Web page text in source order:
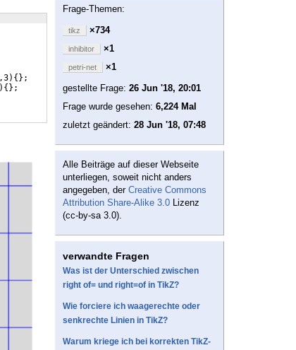
) { } ;
) { } ;
Frage-Themen:
tikz ×734
inhibitor ×1
petri-net
×1
gestellte Frage: 26 Jun '18, 20:01
Frage wurde gesehen: 6,224 Mal
zuletzt geändert: 28 Jun '18, 07:48
Alle Beiträge auf dieser Webseite
unterliegen, soweit nicht anders
angegeben, der Creative Commons
Attribution Share-Alike 3.0 Lizenz
(cc-by-sa 3.0).
verwandte Fragen
Was ist der Unterschied zwischen
right of= und right=of in TikZ?
Wie forciere ich waagerechte oder
senkrechte Linien in TikZ?
Warum kriege ich bei korrekten TikZ-